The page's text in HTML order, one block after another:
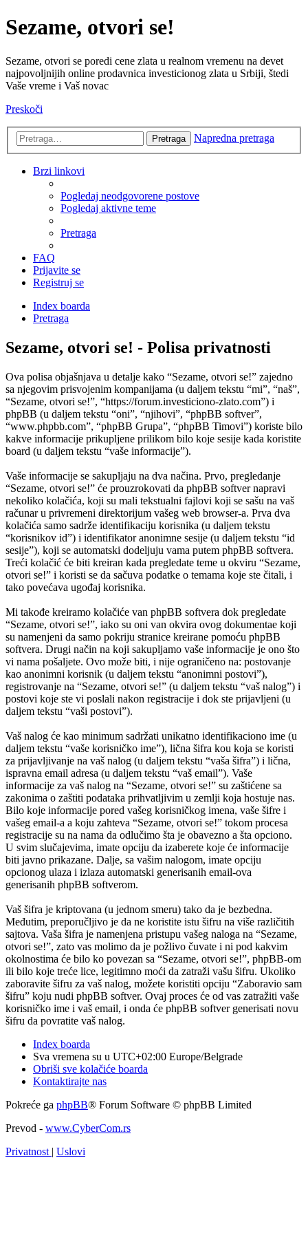
Sezame, otvori se!
Sezame, otvori se poredi cene zlata u realnom vremenu na devet
najpovoljnijih online prodavnica investicionog zlata u Srbiji, štedi
Vaše vreme i Vaš novac
Preskoči
Pretraga Napredna pretraga
Brzi linkovi
Pogledaj neodgovorene postove
Pogledaj aktivne teme
Pretraga
FAQ
Prijavite se
Registruj se
Index boarda
Pretraga
Sezame, otvori se! - Polisa privatnosti
Ova polisa objašnjava u detalje kako “Sezame, otvori se!” zajedno
sa njegovim prisvojenim kompanijama (u daljem tekstu “mi”, “naš”,
“Sezame, otvori se!”, “https://forum.investiciono-zlato.com”) i
phpBB (u daljem tekstu “oni”, “njihovi”, “phpBB softver”,
“www.phpbb.com”, “phpBB Grupa”, “phpBB Timovi”) koriste bilo
kakve informacije prikupljene prilikom bilo koje sesije kada koristite
board (u daljem tekstu “vaše informacije”).
Vaše informacije se sakupljaju na dva načina. Prvo, pregledanje
“Sezame, otvori se!” će prouzrokovati da phpBB softver napravi
nekoliko kolačića, koji su mali tekstualni fajlovi koji se sašu na vaš
računar u privremeni direktorijum vašeg web browser-a. Prva dva
kolačića samo sadrže identifikaciju korisnika (u daljem tekstu
“korisnikov id”) i identifikator anonimne sesije (u daljem tekstu “id
sesije”), koji se automatski dodeljuju vama putem phpBB softvera.
Treći kolačić će biti kreiran kada pregledate teme u okviru “Sezame,
otvori se!” i koristi se da sačuva podatke o temama koje ste čitali, i
tako povećava ugođaj korisnika.
Mi takođe kreiramo kolačiće van phpBB softvera dok pregledate
“Sezame, otvori se!”, iako su oni van okvira ovog dokumentae koji
su namenjeni da samo pokriju stranice kreirane pomoću phpBB
softvera. Drugi način na koji sakupljamo vaše informacije je ono što
vi nama pošaljete. Ovo može biti, i nije ograničeno na: postovanje
kao anonimni korisnik (u daljem tekstu “anonimni postovi”),
registrovanje na “Sezame, otvori se!” (u daljem tekstu “vaš nalog”) i
postovi koje ste vi poslali nakon registracije i dok ste prijavljeni (u
daljem tekstu “vaši postovi”).
Vaš nalog će kao minimum sadržati unikatno identifikaciono ime (u
daljem tekstu “vaše korisničko ime”), lična šifra kou koja se koristi
za prijavljivanje na vaš nalog (u daljem tekstu “vaša šifra”) i lična,
ispravna email adresa (u daljem tekstu “vaš email”). Vaše
informacije za vaš nalog na “Sezame, otvori se!” su zaštićene sa
zakonima o zaštiti podataka prihvatljivim u zemlji koja hostuje nas.
Bilo koje informacije pored vašeg korisničkog imena, vaše šifre i
vašeg email-a a koju zahteva “Sezame, otvori se!” tokom procesa
registracije su na nama da odlučimo šta je obavezno a šta opciono.
U svim slučajevima, imate opciju da izaberete koje će informacije
biti javno prikazane. Dalje, sa vašim nalogom, imate opciju
opcionog ulaza i izlaza automatski generisanih email-ova
generisanih phpBB softverom.
Vaš šifra je kriptovana (u jednom smeru) tako da je bezbedna.
Međutim, preporučljivo je da ne koristite istu šifru na više različitih
sajtova. Vaša šifra je namenjena pristupu vašeg naloga na “Sezame,
otvori se!”, zato vas molimo da je požlivo čuvate i ni pod kakvim
okolnostima će bilo ko povezan sa “Sezame, otvori se!”, phpBB-om
ili bilo koje treće lice, legitimno moći da zatraži vašu šifru. Ukoliko
zaboravite šifru za vaš nalog, možete koristiti opciju “Zaboravio sam
šifru” koju nudi phpBB softver. Ovaj proces će od vas zatražiti vaše
korisničko ime i vaš email, i onda će phpBB softver generisati novu
šifru da povratite vaš nalog.
Index boarda
Sva vremena su u UTC+02:00 Europe/Belgrade
Obriši sve kolačiće boarda
Kontaktirajte nas
Pokreće ga phpBB® Forum Software © phpBB Limited
Prevod - www.CyberCom.rs
Privatnost | Uslovi